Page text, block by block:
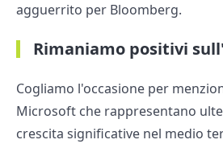
agguerrito per Bloomberg.
Rimaniamo positivi
Cogliamo l'occasione per
Microsoft che rappresentano
crescita significative nel medio